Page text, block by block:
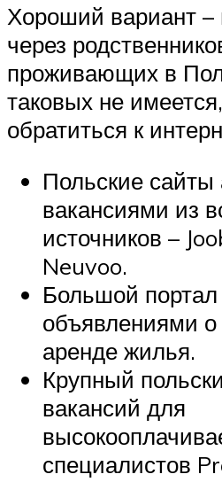
Хороший вариант –
через
проживающих в
таковых не
обратиться к
Польские сайты
вакансиями из
источников –
Neuvoo.
Большой
объявлениями о
аренде жилья.
Крупный
вакансий для
специалистов